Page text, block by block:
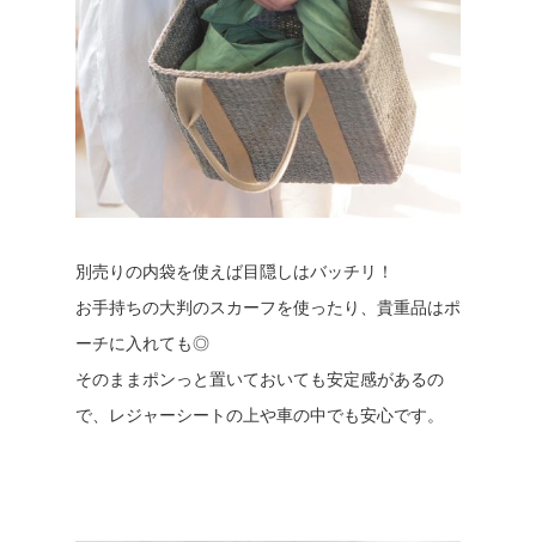
別売りの内袋を使えば目隠しはバッチリ！
お手持ちの大判のスカーフを使ったり、貴重品はポ
ーチに入れても◎
そのままポンっと置いておいても安定感があるの
で、レジャーシートの上や車の中でも安心です。